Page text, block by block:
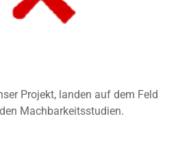
Projekt, landen auf dem Feld
Machbarkeitsstudien.